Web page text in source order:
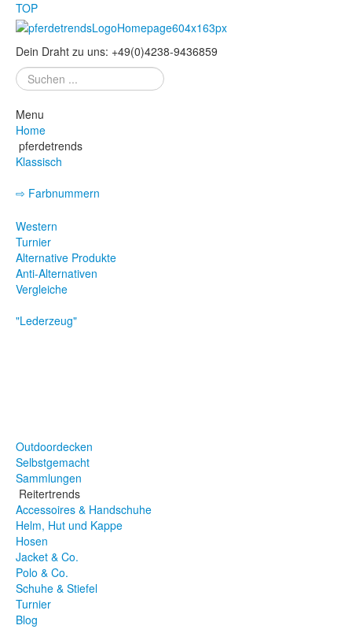
TOP
Dein Draht zu uns: +49(0)4238-9436859
Suchen
...
Menu
Home
pferdetrends
Klassisch
⇨ Farbnummern
Western
Turnier
Alternative Produkte
Anti-Alternativen
Vergleiche
"Lederzeug"
Outdoordecken
Selbstgemacht
Sammlungen
Reitertrends
Accessoires & Handschuhe
Helm, Hut und Kappe
Hosen
Jacket & Co.
Polo & Co.
Schuhe & Stiefel
Turnier
Blog